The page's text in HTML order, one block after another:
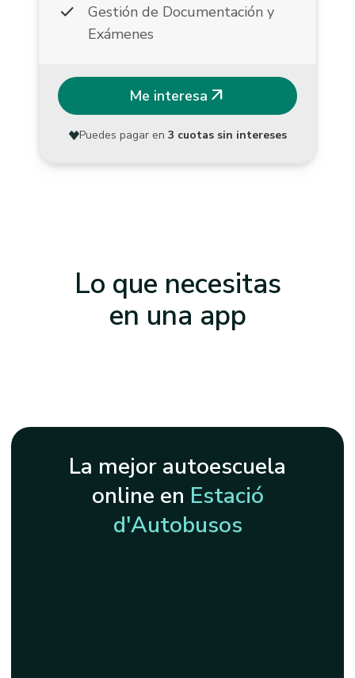
check
Gestión de Documentación y
Exámenes
Me interesa arrow_outward
Puedes pagar en 3 cuotas sin intereses
Lo que necesitas
en una app
La mejor autoescuela
online en Estació
d'Autobusos